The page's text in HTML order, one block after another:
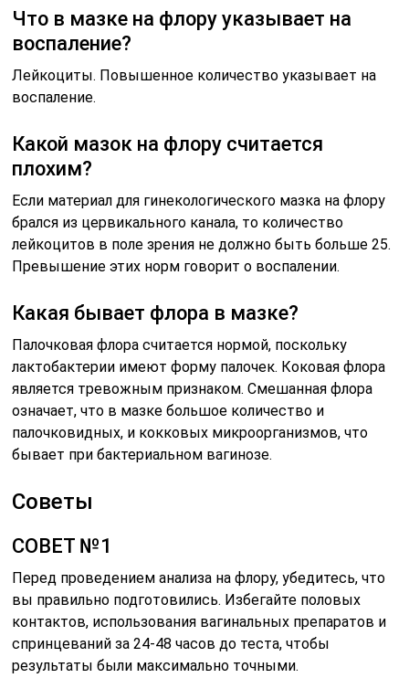
Что в мазке на флору указывает на
воспаление?
Лейкоциты. Повышенное количество указывает на
воспаление.
Какой мазок на флору считается
плохим?
Если материал для гинекологического мазка на флору
брался из цервикального канала, то количество
лейкоцитов в поле зрения не должно быть больше 25.
Превышение этих норм говорит о воспалении.
Какая бывает флора в мазке?
Палочковая флора считается нормой, поскольку
лактобактерии имеют форму палочек. Коковая флора
является тревожным признаком. Смешанная флора
означает, что в мазке большое количество и
палочковидных, и кокковых микроорганизмов, что
бывает при бактериальном вагинозе.
Советы
СОВЕТ №1
Перед проведением анализа на флору, убедитесь, что
вы правильно подготовились. Избегайте половых
контактов, использования вагинальных препаратов и
спринцеваний за 24-48 часов до теста, чтобы
результаты были максимально точными.